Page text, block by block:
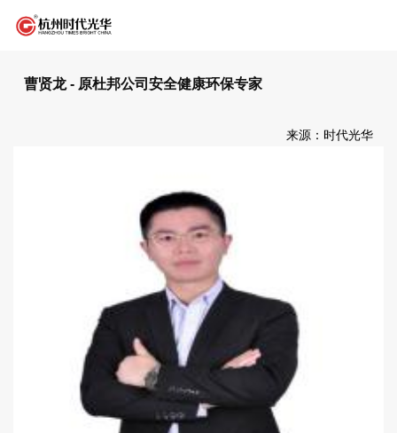
曹贤龙 - 原杜邦公司安全健康环保专家
来源：时代光华